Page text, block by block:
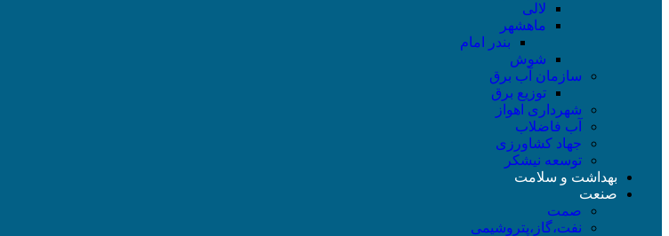
لالی
ماهشهر
بندر امام
شوش
سازمان آب برق
توزیع برق
شهرداری اهواز
آب فاضلاب
جهاد کشاورزی
توسعه نیشکر
بهداشت و سلامت
صنعت
صمت
نفت،گاز،پتروشیمی